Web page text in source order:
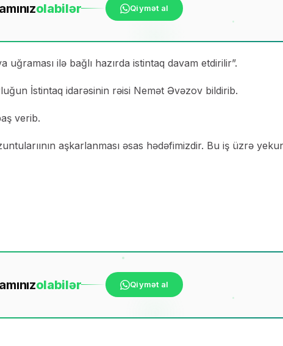
olabilər Qiymət al
ilə bağlı hazırda istintaq davam etdirilir”.
İstintaq idarəsinin rəisi Nemət Əvəzov bildirib.
verib.
aşkarlanması əsas hədəfimizdir. Bu iş üzrə
olabilər Qiymət al